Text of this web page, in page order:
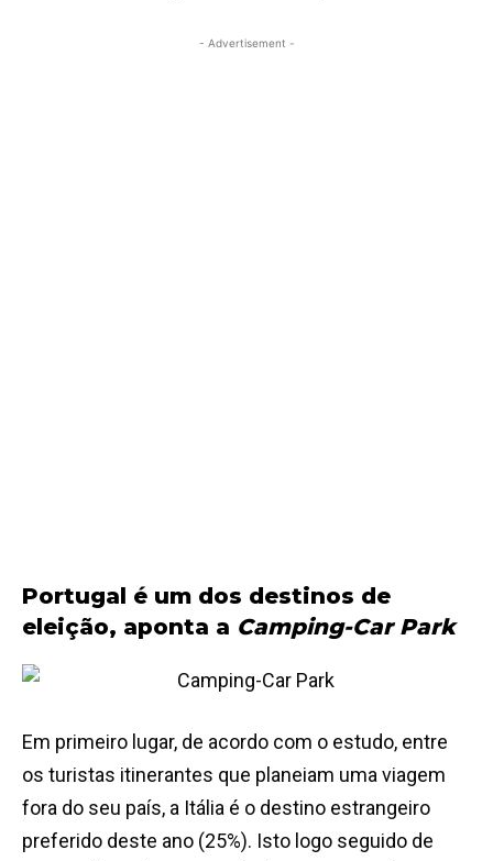
- Advertisement -
Portugal é um dos destinos de
eleição, aponta a Camping-Car Park
Em primeiro lugar, de acordo com o estudo, entre
os turistas itinerantes que planeiam uma viagem
fora do seu país, a Itália é o destino estrangeiro
preferido deste ano (25%). Isto logo seguido de